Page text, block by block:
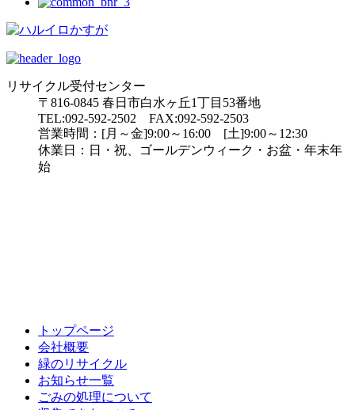
リサイクル受付センター
〒816-0845 春日市白水ヶ丘1丁目53番地
TEL:092-592-2502 FAX:092-592-2503
営業時間：[月～金]9:00～16:00 [土]9:00～12:30
休業日：日・祝、ゴールデンウィーク・お盆・年末年
始
トップページ
会社概要
緑のリサイクル
お知らせ一覧
ごみの処理について